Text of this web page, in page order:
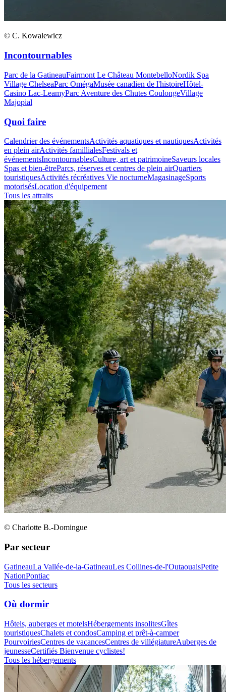
© C. Kowalewicz
Incontournables
Parc de la GatineauFairmont Le Château MontebelloNordik Spa
Village ChelseaParc OmégaMusée canadien de l'histoireHôtel-
Casino Lac-LeamyParc Aventure des Chutes CoulongeVillage
Majopial
Quoi faire
Calendrier des événementsActivités aquatiques et nautiquesActivités
en plein airActivités famillialesFestivals et
événementsIncontournablesCulture, art et patrimoineSaveurs locales
Spas et bien-êtreParcs, réserves et centres de plein airQuartiers
touristiquesActivités récréatives Vie nocturneMagasinageSports
motorisésLocation d'équipement
Tous les attraits
© Charlotte B.-Domingue
Par secteur
GatineauLa Vallée-de-la-GatineauLes Collines-de-l'OutaouaisPetite
NationPontiac
Tous les secteurs
Où dormir
Hôtels, auberges et motelsHébergements insolitesGîtes
touristiquesChalets et condosCamping et prêt-à-camper
PourvoiriesCentres de vacancesCentres de villégiatureAuberges de
jeunesseCertifiés Bienvenue cyclistes!
Tous les hébergements